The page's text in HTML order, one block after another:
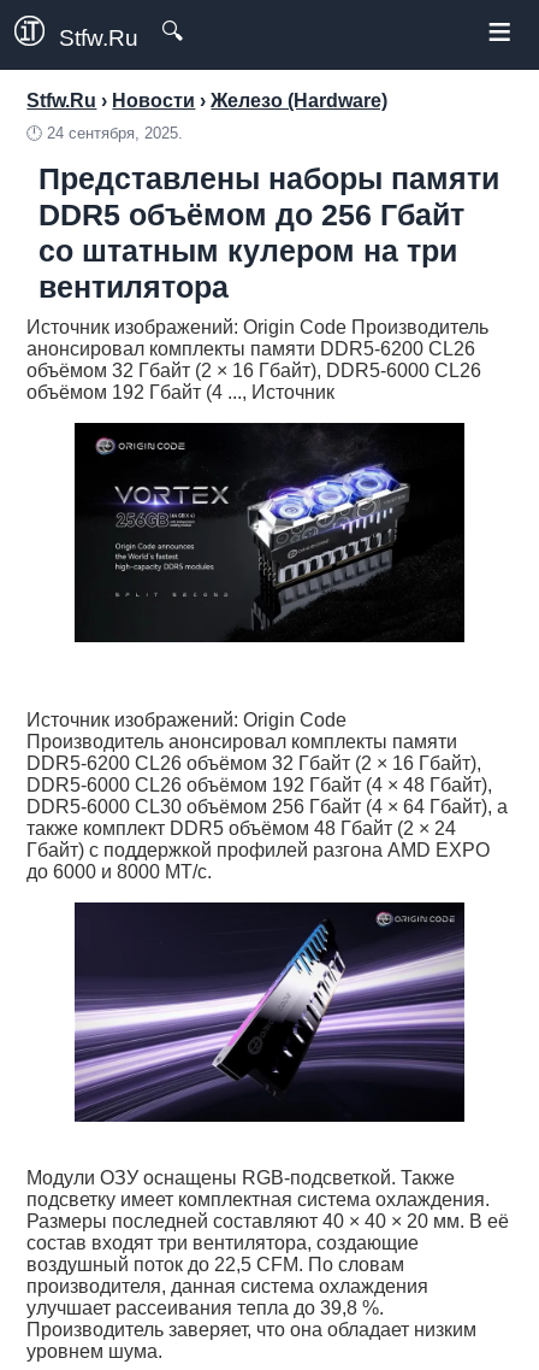
Stfw.Ru 🔍 ≡
Stfw.Ru › Новости ›Железо (Hardware)
🕛24 сентября, 2025.
Представлены наборы памяти
DDR5 объёмом до 256 Гбайт
со штатным кулером на три
вентилятора
Источник изображений: Origin Code Производитель
анонсировал комплекты памяти DDR5-6200 CL26
объёмом 32 Гбайт (2 × 16 Гбайт), DDR5-6000 CL26
объёмом 192 Гбайт (4 ..., Источник
Источник изображений: Origin Code
Производитель анонсировал комплекты памяти
DDR5-6200 CL26 объёмом 32 Гбайт (2 × 16 Гбайт),
DDR5-6000 CL26 объёмом 192 Гбайт (4 × 48 Гбайт),
DDR5-6000 CL30 объёмом 256 Гбайт (4 × 64 Гбайт), а
также комплект DDR5 объёмом 48 Гбайт (2 × 24
Гбайт) с поддержкой профилей разгона AMD EXPO
до 6000 и 8000 МТ/с.
Модули ОЗУ оснащены RGB-подсветкой. Также
подсветку имеет комплектная система охлаждения.
Размеры последней составляют 40 × 40 × 20 мм. В её
состав входят три вентилятора, создающие
воздушный поток до 22,5 CFM. По словам
производителя, данная система охлаждения
улучшает рассеивания тепла до 39,8 %.
Производитель заверяет, что она обладает низким
уровнем шума.